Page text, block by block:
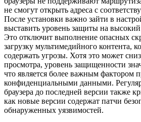
не смогут открыть адреса с
После установки важно зайти в
выставить уровень защиты на
Это отключит выполнение опасных
загрузку мультимедийного контента,
содержать угрозы. Хотя это может
просмотра, уровень защищенности
что является более важным фактором
конфиденциальными данными.
браузера до последней версии также
как новые версии содержат патчи
обнаруженных уязвимостей.